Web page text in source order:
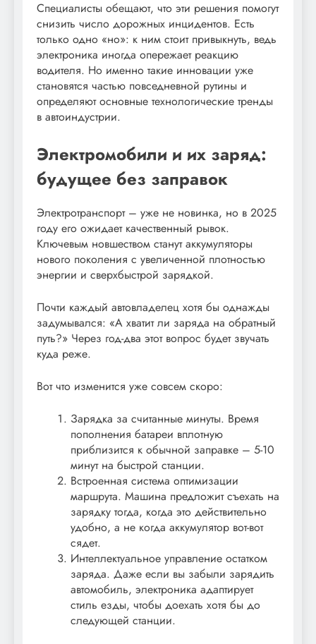
Специалисты обещают, что эти решения помогут
снизить число дорожных инцидентов. Есть
только одно «но»: к ним стоит привыкнуть, ведь
электроника иногда опережает реакцию
водителя. Но именно такие инновации уже
становятся частью повседневной рутины и
определяют основные технологические тренды
в автоиндустрии.
Электромобили и их заряд:
будущее без заправок
Электротранспорт – уже не новинка, но в 2025
году его ожидает качественный рывок.
Ключевым новшеством станут аккумуляторы
нового поколения с увеличенной плотностью
энергии и сверхбыстрой зарядкой.
Почти каждый автовладелец хотя бы однажды
задумывался: «А хватит ли заряда на обратный
путь?» Через год-два этот вопрос будет звучать
куда реже.
Вот что изменится уже совсем скоро:
Зарядка за считанные минуты. Время
пополнения батареи вплотную
приблизится к обычной заправке – 5-10
минут на быстрой станции.
Встроенная система оптимизации
маршрута. Машина предложит съехать на
зарядку тогда, когда это действительно
удобно, а не когда аккумулятор вот-вот
сядет.
Интеллектуальное управление остатком
заряда. Даже если вы забыли зарядить
автомобиль, электроника адаптирует
стиль езды, чтобы доехать хотя бы до
следующей станции.